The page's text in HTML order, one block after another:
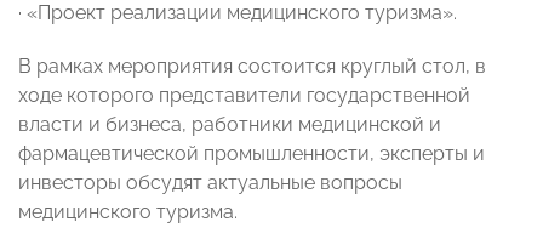
· «Проект реализации медицинского туризма».
В рамках мероприятия состоится круглый стол, в
ходе которого представители государственной
власти и бизнеса, работники медицинской и
фармацевтической промышленности, эксперты и
инвесторы обсудят актуальные вопросы
медицинского туризма.